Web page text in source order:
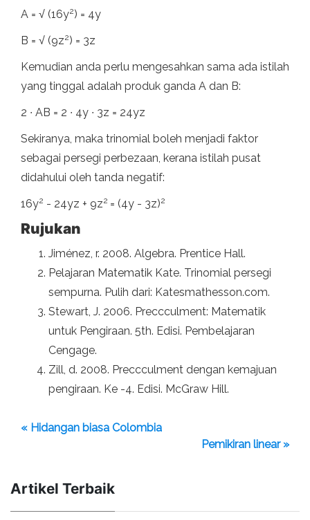
A = √ (16y2) = 4y
B = √ (9z2) = 3z
Kemudian anda perlu mengesahkan sama ada istilah
yang tinggal adalah produk ganda A dan B:
2 ∙ AB = 2 ∙ 4y ∙ 3z = 24yz
Sekiranya, maka trinomial boleh menjadi faktor
sebagai persegi perbezaan, kerana istilah pusat
didahului oleh tanda negatif:
16y2 - 24yz + 9z2 = (4y - 3z)2
Rujukan
Jiménez, r. 2008. Algebra. Prentice Hall.
Pelajaran Matematik Kate. Trinomial persegi
sempurna. Pulih dari: Katesmathesson.com.
Stewart, J. 2006. Preccculment: Matematik
untuk Pengiraan. 5th. Edisi. Pembelajaran
Cengage.
Zill, d. 2008. Preccculment dengan kemajuan
pengiraan. Ke -4. Edisi. McGraw Hill.
« Hidangan biasa Colombia
Pemikiran linear »
Artikel Terbaik